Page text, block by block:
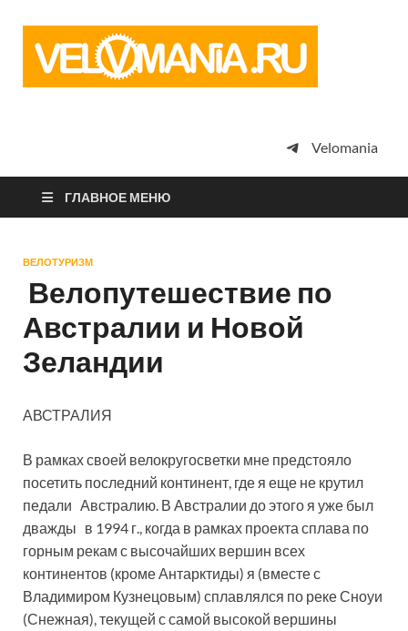
просто
Velomania
ГЛАВНОЕ МЕНЮ
ВЕЛОТУРИЗМ
Велопутешествие по
Австралии и Новой
Зеландии
АВСТРАЛИЯ
В рамках своей велокругосветки мне предстояло
посетить последний континент, где я еще не крутил
педали Австралию. В Австралии до этого я уже был
дважды в 1994 г., когда в рамках проекта сплава по
горным рекам с высочайших вершин всех
континентов (кроме Антарктиды) я (вместе с
Владимиром Кузнецовым) сплавлялся по реке Сноуи
(Снежная), текущей с самой высокой вершины